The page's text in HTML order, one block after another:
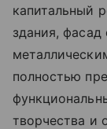
капитальный
здания,
полностью
творчества и